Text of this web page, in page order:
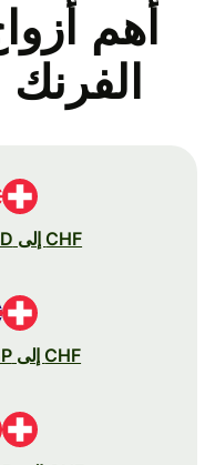
أهم
CHF إلى USD
CHF إلى GBP